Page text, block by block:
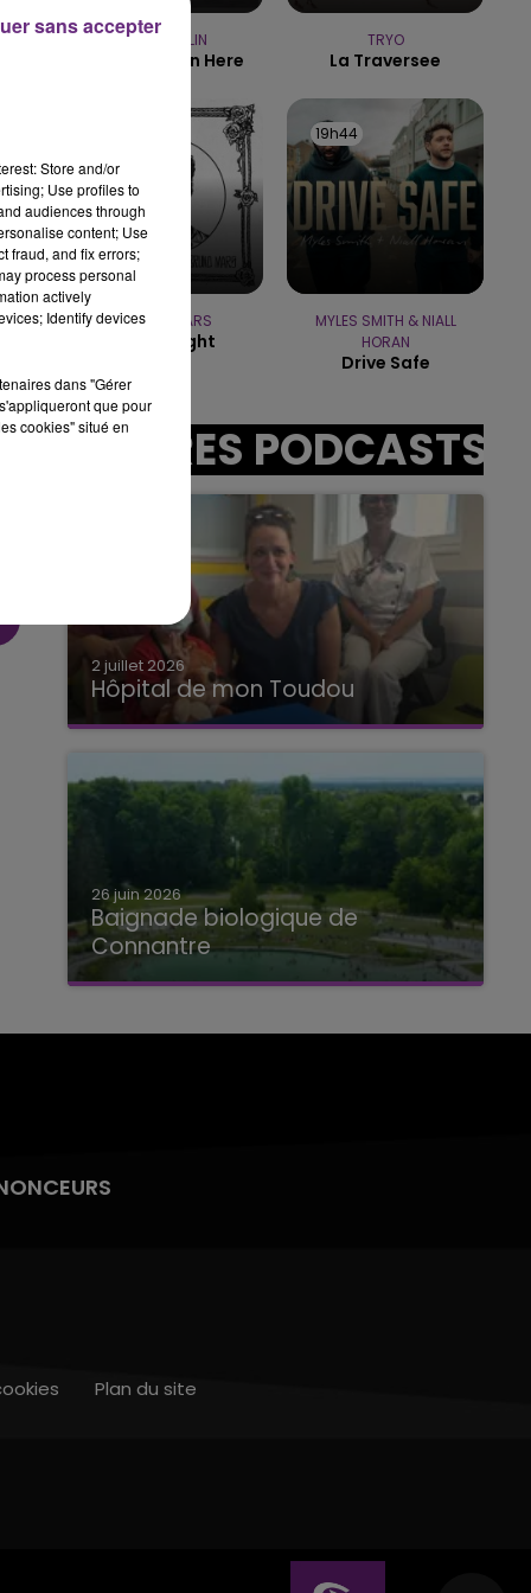
10h00 - 14h00
LE TICKET DE CAISSE
LENE MARLIN
Sitting Down Here
TRYO
La Traversee
BRUNO MARS
I Just Might
19h44
19h44
MYLES SMITH & NIALL
HORAN
Drive Safe
AUTRES PODCASTS
2 juillet 2026
Hôpital de mon Toudou
Hôpital de mon Toudou
26 juin 2026
Baignade biologique de
Connantre
Baignade biologique de Connantre
Plan du site
Store and/or
Use profiles to
audiences through
content; Use
fraud, and fix errors;
process personal
actively
Identify devices
dans "Gérer
que pour
cookies" situé en
sans accepter